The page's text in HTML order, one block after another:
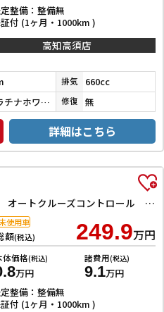
整備：整備無
付 (1ヶ月・1000km )
高知高須店
排気 660cc
プラチナホワイトパール 修復 無
詳細はこちら
XC 4WD クリアランスソナー オートクルーズコントロール レーンアシスト 衝突被害軽減システム オートライト ヘッドライトウォッシャー スマートキー アイドリングストップ 電動格納ミラー シートヒーター
額(税込) 249.9万円
体価格(税込)
万円
諸費用(税込)
9.1万円
整備：整備無
付 (1ヶ月・1000km )
使用車